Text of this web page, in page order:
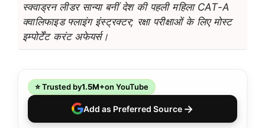
स्क्वाड्रन लीडर सान्या बनीं देश की पहली महिला CAT-A
क्वालिफाइड फ्लाइंग इंस्ट्रक्टर; रक्षा परीक्षाओं के लिए मोस्ट
इम्पोर्टेंट करंट अफेयर्स।
⭐ Trusted by1.5M+on YouTube
Add as Preferred Source →